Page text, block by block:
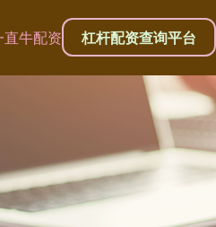
直牛配资 杠杆配资查询平台